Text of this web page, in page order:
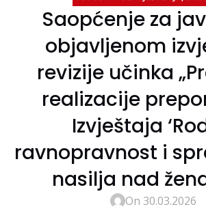
Saopćenje za
objavljenom
revizije učinka
realizacije
Izvještaja
ravnopravnost i
nasilja nad
On 30.03.2026